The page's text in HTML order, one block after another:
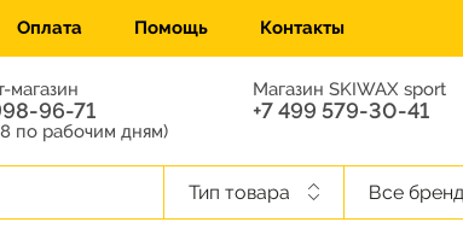
Оплата Помощь Контакты
магазин
96-71
по рабочим дням)
Магазин SKIWAX sport
+7 499 579-30-41
Тип товара Все